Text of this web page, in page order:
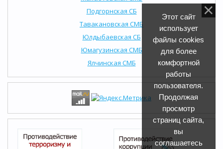
Подгорнская СБ
Тавакановская СМБ
Юлдыбаевская СБ
Юмагузинская СМБ
Ялчинская СМБ
Этот сайт
использует
файлы cookies
для более
комфортной
работы
пользователя.
Продолжая
просмотр
страниц сайта,
вы
соглашаетесь